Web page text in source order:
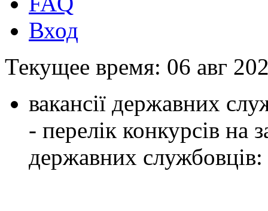
Вход
Текущее время: 06 авг
вакансії державних
- перелік конкурсів на
державних службовців: